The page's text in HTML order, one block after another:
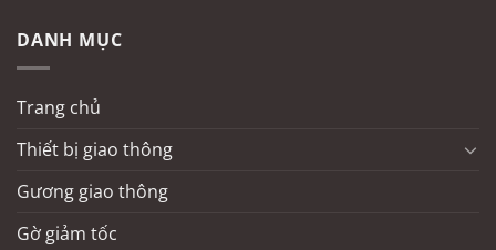
DANH MỤC
Trang chủ
Thiết bị giao thông
Gương giao thông
Gờ giảm tốc